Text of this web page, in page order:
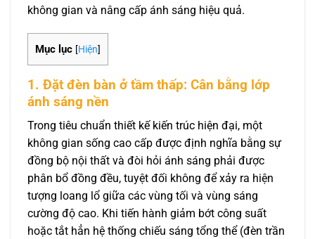
không gian và nâng cấp ánh sáng hiệu quả.
Mục lục [Hiện]
1. Đặt đèn bàn ở tầm thấp: Cân bằng lớp
ánh sáng nền
Trong tiêu chuẩn thiết kế kiến trúc hiện đại, một
không gian sống cao cấp được định nghĩa bằng sự
đồng bộ nội thất và đòi hỏi ánh sáng phải được
phân bổ đồng đều, tuyệt đối không để xảy ra hiện
tượng loang lổ giữa các vùng tối và vùng sáng
cường độ cao. Khi tiến hành giảm bớt công suất
hoặc tắt hẳn hệ thống chiếu sáng tổng thể (đèn trần